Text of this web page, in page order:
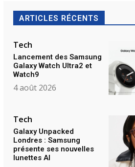
ARTICLES RÉCENTS
Tech
Lancement des Samsung
Galaxy Watch Ultra2 et
Watch9
4 août 2026
Tech
Galaxy Unpacked
Londres : Samsung
présente ses nouvelles
lunettes AI